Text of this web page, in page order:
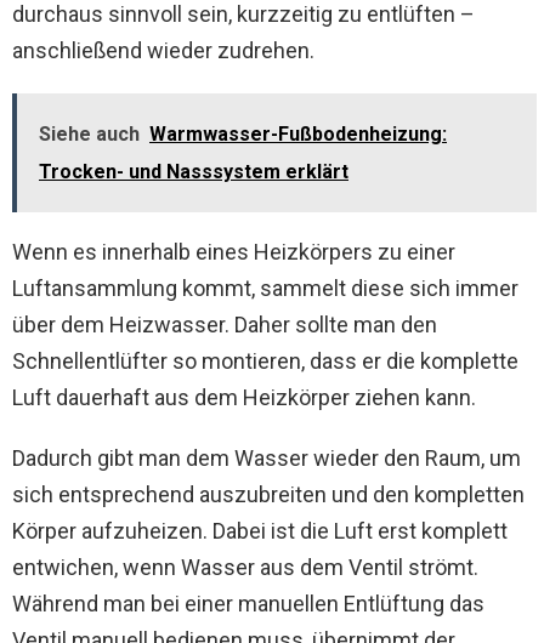
durchaus sinnvoll sein, kurzzeitig zu entlüften –
anschließend wieder zudrehen.
Siehe auch Warmwasser-Fußbodenheizung:
Trocken- und Nasssystem erklärt
Wenn es innerhalb eines Heizkörpers zu einer
Luftansammlung kommt, sammelt diese sich immer
über dem Heizwasser. Daher sollte man den
Schnellentlüfter so montieren, dass er die komplette
Luft dauerhaft aus dem Heizkörper ziehen kann.
Dadurch gibt man dem Wasser wieder den Raum, um
sich entsprechend auszubreiten und den kompletten
Körper aufzuheizen. Dabei ist die Luft erst komplett
entwichen, wenn Wasser aus dem Ventil strömt.
Während man bei einer manuellen Entlüftung das